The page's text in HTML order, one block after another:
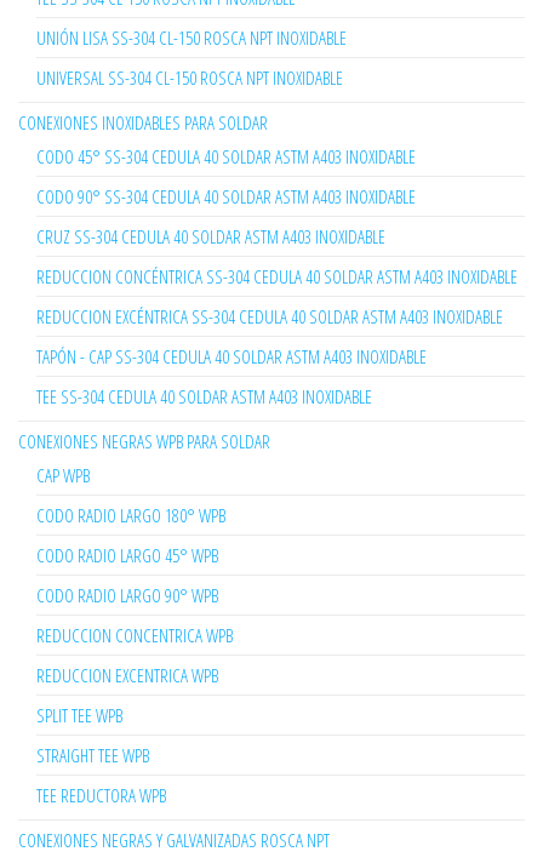
UNIÓN LISA SS-304 CL-150 ROSCA NPT INOXIDABLE
UNIVERSAL SS-304 CL-150 ROSCA NPT INOXIDABLE
CONEXIONES INOXIDABLES PARA SOLDAR
CODO 45° SS-304 CEDULA 40 SOLDAR ASTM A403 INOXIDABLE
CODO 90° SS-304 CEDULA 40 SOLDAR ASTM A403 INOXIDABLE
CRUZ SS-304 CEDULA 40 SOLDAR ASTM A403 INOXIDABLE
REDUCCION CONCÉNTRICA SS-304 CEDULA 40 SOLDAR ASTM A403 INOXIDABLE
REDUCCION EXCÉNTRICA SS-304 CEDULA 40 SOLDAR ASTM A403 INOXIDABLE
TAPÓN - CAP SS-304 CEDULA 40 SOLDAR ASTM A403 INOXIDABLE
TEE SS-304 CEDULA 40 SOLDAR ASTM A403 INOXIDABLE
CONEXIONES NEGRAS WPB PARA SOLDAR
CAP WPB
CODO RADIO LARGO 180° WPB
CODO RADIO LARGO 45° WPB
CODO RADIO LARGO 90° WPB
REDUCCION CONCENTRICA WPB
REDUCCION EXCENTRICA WPB
SPLIT TEE WPB
STRAIGHT TEE WPB
TEE REDUCTORA WPB
CONEXIONES NEGRAS Y GALVANIZADAS ROSCA NPT